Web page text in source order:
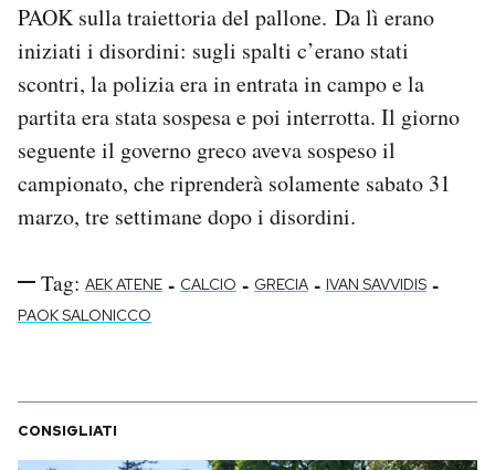
PAOK sulla traiettoria del pallone. Da lì erano
iniziati i disordini: sugli spalti c’erano stati
scontri, la polizia era in entrata in campo e la
partita era stata sospesa e poi interrotta. Il giorno
seguente il governo greco aveva sospeso il
campionato, che riprenderà solamente sabato 31
marzo, tre settimane dopo i disordini.
Tag: AEK ATENE - CALCIO - GRECIA - IVAN SAVVIDIS -
PAOK SALONICCO
CONSIGLIATI